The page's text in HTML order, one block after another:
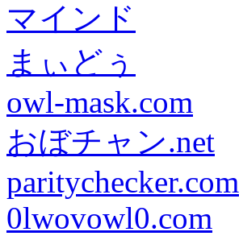
マインド
まぃどぅ
owl-mask.com
おぼチャン.net
paritychecker.com
0lwovowl0.com